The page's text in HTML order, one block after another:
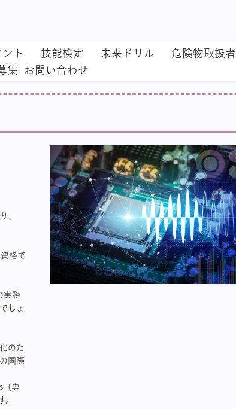
ント 技能検定 未来ドリル 危険物取扱者
集
お問い合わせ
、
格で
実務
しょ
のた
国際
（専
。